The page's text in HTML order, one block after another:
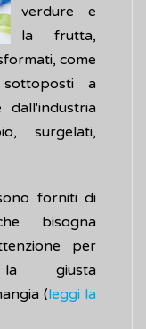
verdure e
la frutta,
come
a
dall'industria
surgelati,
forniti di
bisogna
per
la giusta
(leggi la